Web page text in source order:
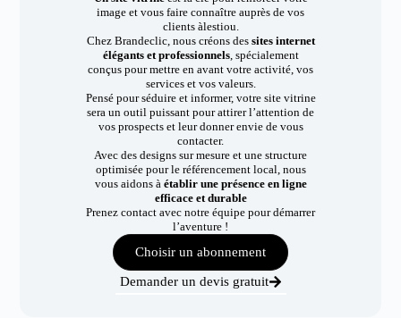
image et vous faire connaître auprès de vos
clients àlestiou.
Chez Brandeclic, nous créons dessites internet
élégants et professionnels, spécialement
conçus pour mettre en avant votre activité, vos
services et vos valeurs.
Pensé pour séduire et informer, votre site vitrine
sera un outil puissant pour attirer l’attention de
vos prospects et leur donner envie de vous
contacter.
Avec des designs sur mesure et une structure
optimisée pour le référencement local, nous
vous aidons à établir une présence en ligne
efficace et durable
Prenez contact avec notre équipe pour démarrer
l’aventure !
Choisir un abonnement
Demander un devis gratuit